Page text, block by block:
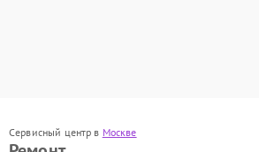
Сервисный центр в Москве